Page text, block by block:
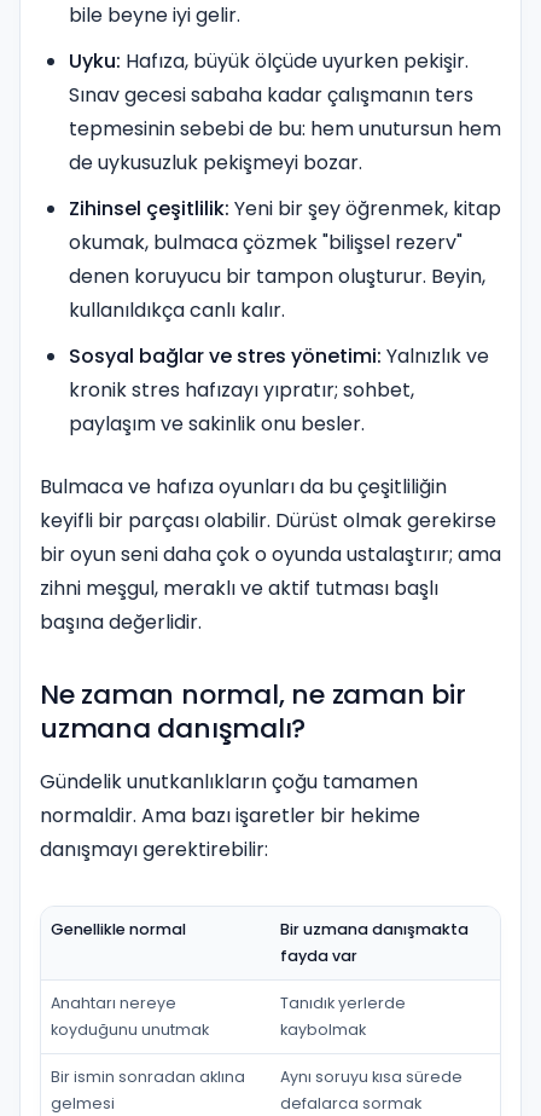
bile beyne iyi gelir.
Uyku: Hafıza, büyük ölçüde uyurken pekişir.
Sınav gecesi sabaha kadar çalışmanın ters
tepmesinin sebebi de bu: hem unutursun hem
de uykusuzluk pekişmeyi bozar.
Zihinsel çeşitlilik: Yeni bir şey öğrenmek, kitap
okumak, bulmaca çözmek "bilişsel rezerv"
denen koruyucu bir tampon oluşturur. Beyin,
kullanıldıkça canlı kalır.
Sosyal bağlar ve stres yönetimi: Yalnızlık ve
kronik stres hafızayı yıpratır; sohbet,
paylaşım ve sakinlik onu besler.
Bulmaca ve hafıza oyunları da bu çeşitliliğin
keyifli bir parçası olabilir. Dürüst olmak gerekirse
bir oyun seni daha çok o oyunda ustalaştırır; ama
zihni meşgul, meraklı ve aktif tutması başlı
başına değerlidir.
Ne zaman normal, ne zaman bir
uzmana danışmalı?
Gündelik unutkanlıkların çoğu tamamen
normaldir. Ama bazı işaretler bir hekime
danışmayı gerektirebilir:
Genellikle normal
Bir uzmana danışmakta
fayda var
Anahtarı nereye
koyduğunu unutmak
Tanıdık yerlerde
kaybolmak
Bir ismin sonradan aklına
gelmesi
Aynı soruyu kısa sürede
defalarca sormak